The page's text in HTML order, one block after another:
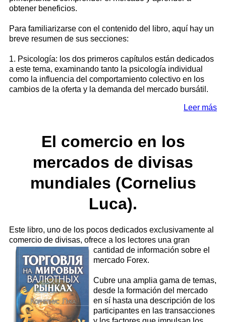
obtener beneficios.
Para familiarizarse con el contenido del libro, aquí hay un
breve resumen de sus secciones:
1. Psicología: los dos primeros capítulos están dedicados
a este tema, examinando tanto la psicología individual
como la influencia del comportamiento colectivo en los
cambios de la oferta y la demanda del mercado bursátil.
Leer más
El comercio en los
mercados de divisas
mundiales (Cornelius
Luca).
Este libro, uno de los pocos dedicados exclusivamente al
comercio de divisas, ofrece a los lectores una gran
cantidad de información sobre el
mercado Forex.
Cubre una amplia gama de temas,
desde la formación del mercado
en sí hasta una descripción de los
participantes en las transacciones